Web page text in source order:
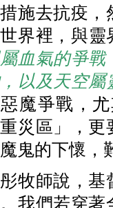
施去抗疫，
界裡，與
血氣的爭戰
以及天空
魔爭戰，
重災區」，
鬼的下懷，
牧師說，基
我們若穿著